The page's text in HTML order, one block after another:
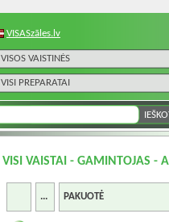
VISASzāles.lv
VISOS VAISTINĖS
VISI PREPARATAI
VISI VAISTAI - GAMINTOJAS -
... PAKUOTĖ